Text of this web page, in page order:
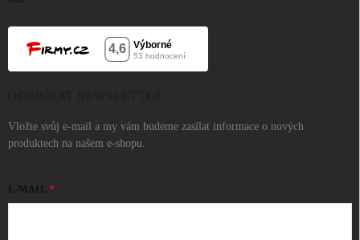
Vložte svůj e-mail a my vám budeme zasílat informace o nových
produktech na našem e-shopu.
E-MAIL